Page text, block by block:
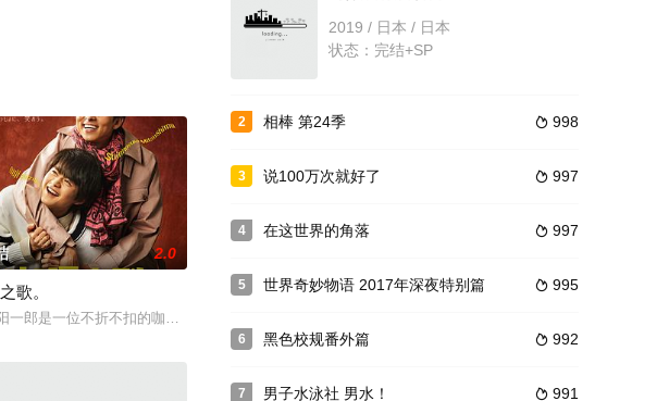
亲发生
巨塔>，冈田准一主演，扮演
2.0
歌。
一郎是一位不折不扣的咖喱爱好者，机缘巧合之下和内向的美术生铃木二汰同居，
2019 / 日本 / 日本
状态：完结+SP
2  998
相棒 第24季
3  997
说100万次就好了
4  997
在这世界的角落
5  995
世界奇妙物语 2017年深夜特别篇
6  992
黑色校规番外篇
7  991
男子水泳社 男水！